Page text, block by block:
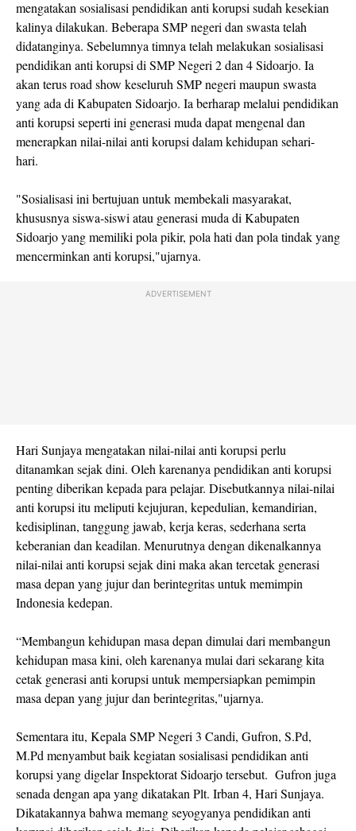
mengatakan sosialisasi pendidikan anti korupsi sudah kesekian
kalinya dilakukan. Beberapa SMP negeri dan swasta telah
didatanginya. Sebelumnya timnya telah melakukan sosialisasi
pendidikan anti korupsi di SMP Negeri 2 dan 4 Sidoarjo. Ia
akan terus road show keseluruh SMP negeri maupun swasta
yang ada di Kabupaten Sidoarjo. Ia berharap melalui pendidikan
anti korupsi seperti ini generasi muda dapat mengenal dan
menerapkan nilai-nilai anti korupsi dalam kehidupan sehari-
hari.
"Sosialisasi ini bertujuan untuk membekali masyarakat,
khususnya siswa-siswi atau generasi muda di Kabupaten
Sidoarjo yang memiliki pola pikir, pola hati dan pola tindak yang
mencerminkan anti korupsi,"ujarnya.
ADVERTISEMENT
Hari Sunjaya mengatakan nilai-nilai anti korupsi perlu
ditanamkan sejak dini. Oleh karenanya pendidikan anti korupsi
penting diberikan kepada para pelajar. Disebutkannya nilai-nilai
anti korupsi itu meliputi kejujuran, kepedulian, kemandirian,
kedisiplinan, tanggung jawab, kerja keras, sederhana serta
keberanian dan keadilan. Menurutnya dengan dikenalkannya
nilai-nilai anti korupsi sejak dini maka akan tercetak generasi
masa depan yang jujur dan berintegritas untuk memimpin
Indonesia kedepan.
“Membangun kehidupan masa depan dimulai dari membangun
kehidupan masa kini, oleh karenanya mulai dari sekarang kita
cetak generasi anti korupsi untuk mempersiapkan pemimpin
masa depan yang jujur dan berintegritas,"ujarnya.
Sementara itu, Kepala SMP Negeri 3 Candi, Gufron, S.Pd,
M.Pd menyambut baik kegiatan sosialisasi pendidikan anti
korupsi yang digelar Inspektorat Sidoarjo tersebut. Gufron juga
senada dengan apa yang dikatakan Plt. Irban 4, Hari Sunjaya.
Dikatakannya bahwa memang seyogyanya pendidikan anti